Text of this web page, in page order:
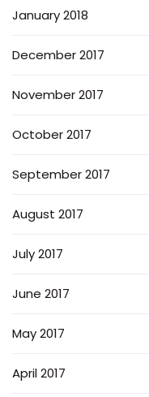
January 2018
December 2017
November 2017
October 2017
September 2017
August 2017
July 2017
June 2017
May 2017
April 2017